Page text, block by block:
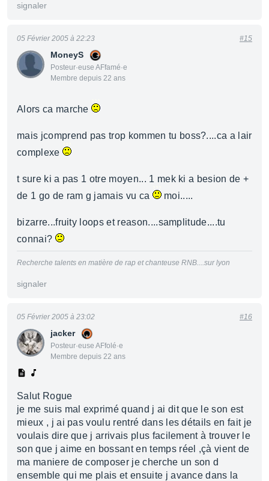
signaler
MoneyS
Posteur·euse AFfamé·e
Membre depuis 22 ans
05 Février 2005 à 22:23 #15
Alors ca marche
mais jcomprend pas trop kommen tu boss?....ca a lair
complexe
t sure ki a pas 1 otre moyen... 1 mek ki a besion de +
de 1 go de ram g jamais vu ca
moi.....
bizarre...fruity loops et reason....samplitude....tu
connai?
Recherche talents en matière de rap et chanteuse RNB....sur lyon
signaler
jacker
Posteur·euse AFfolé·e
Membre depuis 22 ans
05 Février 2005 à 23:02 #16
Salut Rogue
je me suis mal exprimé quand j ai dit que le son est
mieux , j ai pas voulu rentré dans les détails en fait je
voulais dire que j arrivais plus facilement à trouver le
son que j aime en bossant en temps réel ,çà vient de
ma maniere de composer je cherche un son d
ensemble qui me plais et ensuite j avance dans la